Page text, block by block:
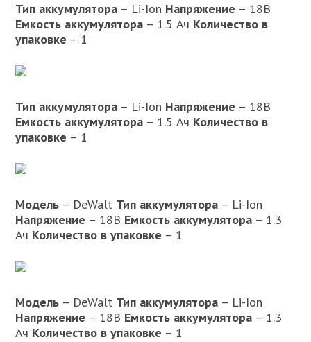
Тип аккумулятора – Li-Ion Напряжение – 18В
Емкость аккумулятора – 1.5 Ач Количество в
упаковке – 1
Тип аккумулятора – Li-Ion Напряжение – 18В
Емкость аккумулятора – 1.5 Ач Количество в
упаковке – 1
Модель – DeWalt Тип аккумулятора – Li-Ion
Напряжение – 18В Емкость аккумулятора – 1.3
Ач Количество в упаковке – 1
Модель – DeWalt Тип аккумулятора – Li-Ion
Напряжение – 18В Емкость аккумулятора – 1.3
Ач Количество в упаковке – 1